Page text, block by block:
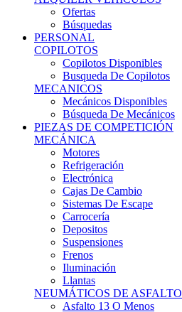
Ofertas
Búsquedas
PERSONAL
COPILOTOS
Copilotos Disponibles
Busqueda De Copilotos
MECANICOS
Mecánicos Disponibles
Búsqueda De Mecánicos
PIEZAS DE COMPETICIÓN
MECÁNICA
Motores
Refrigeración
Electrónica
Cajas De Cambio
Sistemas De Escape
Carrocería
Depositos
Suspensiones
Frenos
Iluminación
Llantas
NEUMÁTICOS DE ASFALTO
Asfalto 13 O Menos